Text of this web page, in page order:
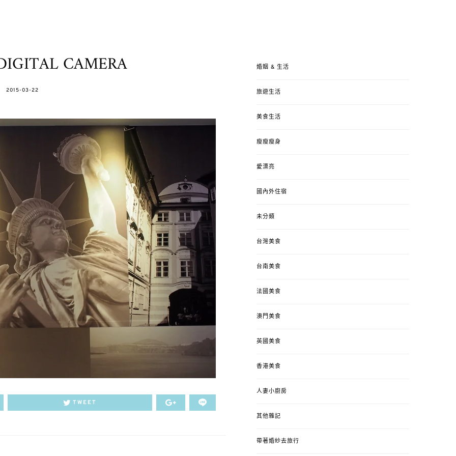
CAMERA
POSTED
2015-03-22
TWEET
婚姻 & 生活
旅遊生活
美食生活
瘦瘦瘦身
愛漂亮
國內外住宿
未分類
台灣美食
台南美食
法國美食
澳門美食
英國美食
香港美食
人妻小廚房
其他雜記
帶著婚紗去旅行